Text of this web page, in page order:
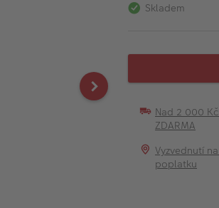
Skladem
Nad 2 000 Kč
ZDARMA
Vyzvednutí
poplatku